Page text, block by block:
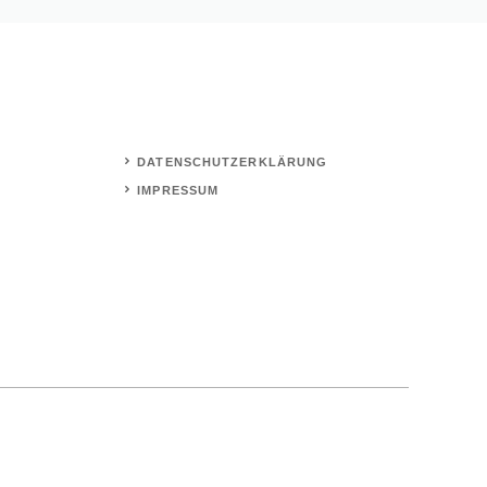
DATENSCHUTZERKLÄRUNG
IMPRESSUM